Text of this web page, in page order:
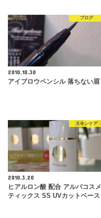
ブログ
2010.10.30
アイブロウペンシル 落ちない眉
スキンケア
2010.3.20
ヒアルロン酸 配合 アルバコスメ
ティックス SS UVカットベース